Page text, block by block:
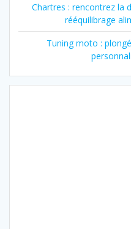
Chartres : rencontrez la
rééquilibrage
Tuning moto :